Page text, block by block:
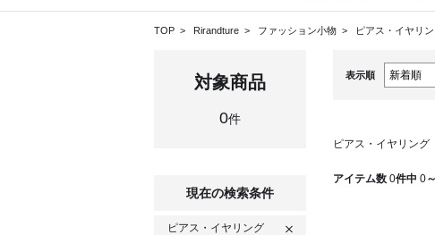
TOP Rirandture ファッション小物 ピアス・イヤリ
対象商品
0件
現在の検索条件
ピアス・イヤリング
表示順
ピアス・イヤリン
アイテム数 0件中 0～